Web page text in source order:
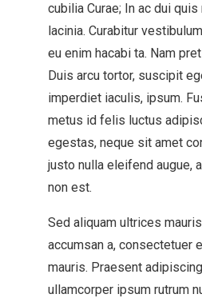
cubilia Curae; In ac dui
lacinia. Curabitur
eu enim hacabi ta. Nam
Duis arcu tortor, suscipit
imperdiet iaculis, ipsum.
metus id felis luctus
egestas, neque sit amet
justo nulla eleifend augue,
non est.
Sed aliquam ultrices
accumsan a, consectetuer
mauris. Praesent
ullamcorper ipsum rutrum